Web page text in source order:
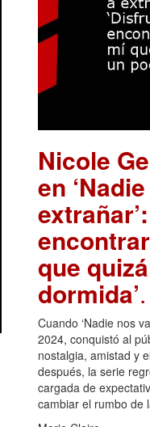
Nicole
en
que
dormida’
Cuando ‘Nadie nos
2024, conquistó al
nostalgia, amistad y
después, la serie
cargada de
cambiar el rumbo